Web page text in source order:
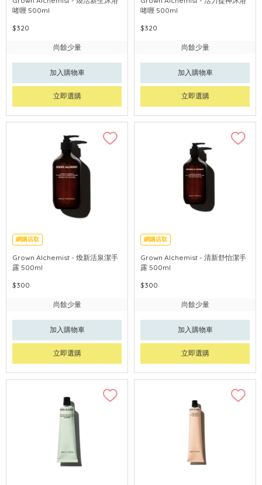
啫喱 500ml
$320
尚餘少量
加入購物車
立即選購
啫喱 500ml
$320
尚餘少量
加入購物車
立即選購
網購店取
Grown Alchemist - 煥新活泉潔手
露 500ml
$300
尚餘少量
加入購物車
立即選購
網購店取
Grown Alchemist - 清新舒怡潔手
露 500ml
$300
尚餘少量
加入購物車
立即選購